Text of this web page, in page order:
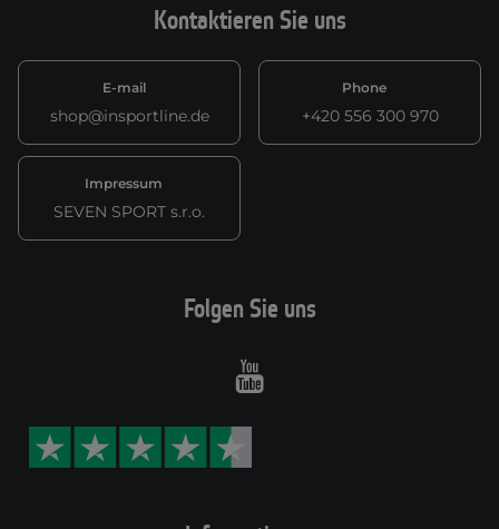
Kontaktieren Sie uns
E-mail
shop@insportline.de
Phone
+420 556 300 970
Impressum
SEVEN SPORT s.r.o.
Folgen Sie uns
Youtube